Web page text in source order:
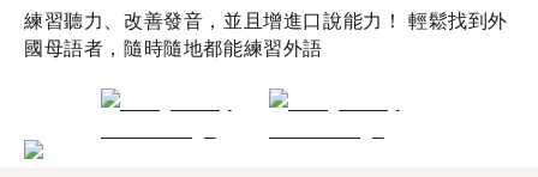
練習聽力、改善發音，並且增進口說能力！ 輕鬆找到外
國母語者，隨時隨地都能練習外語